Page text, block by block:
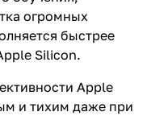
огромных
быстрее
Silicon.
Apple
и тихим даже при